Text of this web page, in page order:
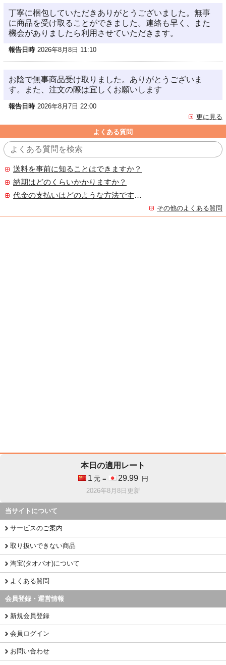
丁寧に梱包していただきありがとうございました。無事
に商品を受け取ることができました。連絡も早く、また
機会がありましたら利用させていただきます。
報告日時 2026年8月8日 11:10
お陰で無事商品受け取りました。ありがとうございま
す。また、注文の際は宜しくお願いします
報告日時 2026年8月7日 22:00
更に見る
よくある質問
送料を事前に知ることはできますか？
納期はどのくらいかかりますか？
代金の支払いはどのような方法ですか？
その他のよくある質問
本日の適用レート
1 元 = 29.99
円
2026年8月8日更新
当サイトについて
サービスのご案内
取り扱いできない商品
淘宝(タオバオ)について
よくある質問
会員登録・運営情報
新規会員登録
会員ログイン
お問い合わせ